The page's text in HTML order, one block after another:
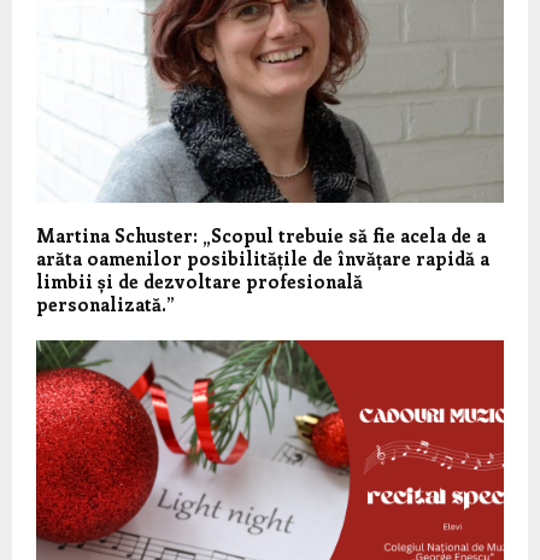
Martina Schuster: „Scopul trebuie să fie acela de a
arăta oamenilor posibilitățile de învățare rapidă a
limbii și de dezvoltare profesională
personalizată.”